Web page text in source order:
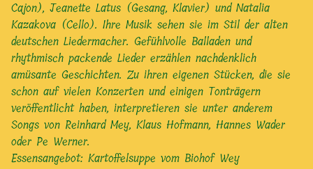
Cajon), Jeanette Latus (Gesang, Klavier) und Natalia
Kazakova (Cello). Ihre Musik sehen sie im Stil der alten
deutschen Liedermacher. Gefühlvolle Balladen und
rhythmisch packende Lieder erzählen nachdenklich
amüsante Geschichten. Zu ihren eigenen Stücken, die sie
schon auf vielen Konzerten und einigen Tonträgern
veröffentlicht haben, interpretieren sie unter anderem
Songs von Reinhard Mey, Klaus Hofmann, Hannes Wader
oder Pe Werner.
Essensangebot: Kartoffelsuppe vom Biohof Wey